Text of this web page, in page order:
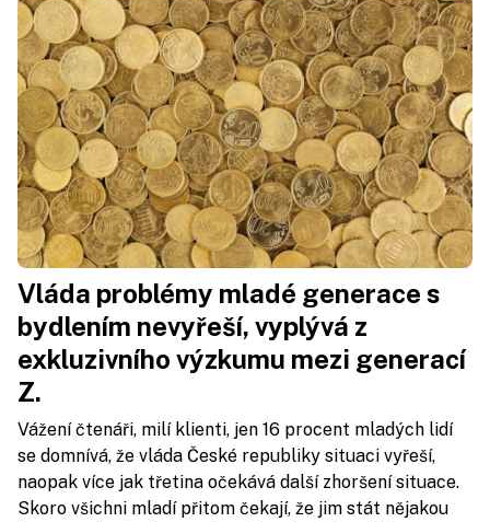
Vláda problémy mladé generace s
bydlením nevyřeší, vyplývá z
exkluzivního výzkumu mezi generací
Z.
Vážení čtenáři, milí klienti, jen 16 procent mladých lidí
se domnívá, že vláda České republiky situaci vyřeší,
naopak více jak třetina očekává další zhoršení situace.
Skoro všichni mladí přitom čekají, že jim stát nějakou